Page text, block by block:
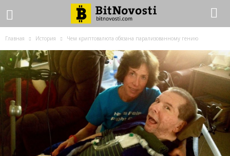
Главная История Чем криптовалюта обязана парализованному гению